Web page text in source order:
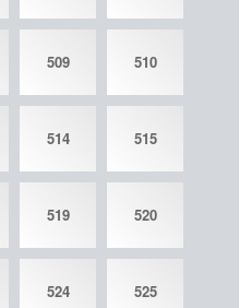
509 510
514 515
519 520
524 525